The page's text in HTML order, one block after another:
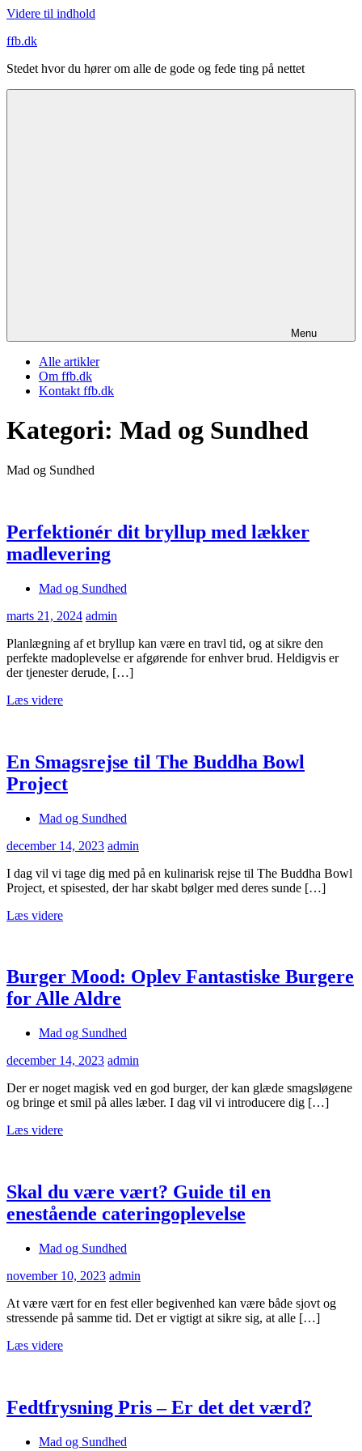
Videre til indhold
ffb.dk
Stedet hvor du hører om alle de gode og fede ting på nettet
Menu
Alle artikler
Om ffb.dk
Kontakt ffb.dk
Kategori: Mad og Sundhed
Mad og Sundhed
Perfektionér dit bryllup med lækker
madlevering
Mad og Sundhed
marts 21, 2024 admin
Planlægning af et bryllup kan være en travl tid, og at sikre den
perfekte madoplevelse er afgørende for enhver brud. Heldigvis er
der tjenester derude, […]
Læs videre
En Smagsrejse til The Buddha Bowl
Project
Mad og Sundhed
december 14, 2023 admin
I dag vil vi tage dig med på en kulinarisk rejse til The Buddha Bowl
Project, et spisested, der har skabt bølger med deres sunde […]
Læs videre
Burger Mood: Oplev Fantastiske Burgere
for Alle Aldre
Mad og Sundhed
december 14, 2023 admin
Der er noget magisk ved en god burger, der kan glæde smagsløgene
og bringe et smil på alles læber. I dag vil vi introducere dig […]
Læs videre
Skal du være vært? Guide til en
enestående cateringoplevelse
Mad og Sundhed
november 10, 2023 admin
At være vært for en fest eller begivenhed kan være både sjovt og
stressende på samme tid. Det er vigtigt at sikre sig, at alle […]
Læs videre
Fedtfrysning Pris – Er det det værd?
Mad og Sundhed